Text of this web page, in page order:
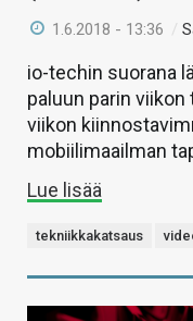
1.6.2018 - 13:36 /
io-techin suorana
paluun parin
viikon
mobiilimaailman
Lue lisää
tekniikkakatsaus